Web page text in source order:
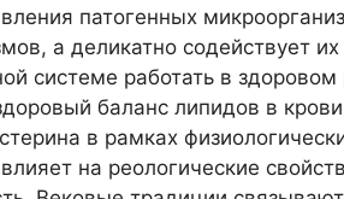
патогенных
а деликатно содействует
системе работать в
баланс липидов в
в рамках
на реологические